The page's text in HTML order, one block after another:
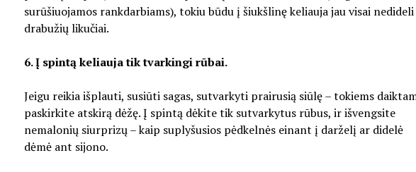
surūšiuojamos rankdarbiams), tokiu būdu į šiukšlinę keliauja jau visai nedideli
drabužių likučiai.
6. Į spintą keliauja tik tvarkingi rūbai.
Jeigu reikia išplauti, susiūti sagas, sutvarkyti prairusią siūlę – tokiems
paskirkite atskirą dėžę. Į spintą dėkite tik sutvarkytus rūbus, ir išvengsite
nemalonių siurprizų – kaip suplyšusios pėdkelnės einant į darželį ar didelė
dėmė ant sijono.